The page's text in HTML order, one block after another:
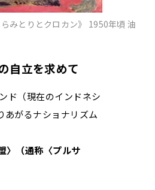
自立を求めて
ド（現在のインドネシ
あがるナショナリズム
〉（通称〈プルサ
みとりとクロカン》 1950年頃 油